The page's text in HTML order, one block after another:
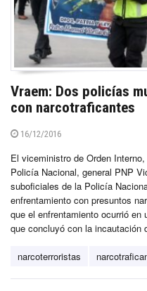
Vraem: Dos policías
con narcotraficantes
16/12/2016
El viceministro de Orden
Policía Nacional, general PNP
suboficiales de la Policía
enfrentamiento con presuntos
que el enfrentamiento ocurrió
que concluyó con la incautación
narcoterroristas